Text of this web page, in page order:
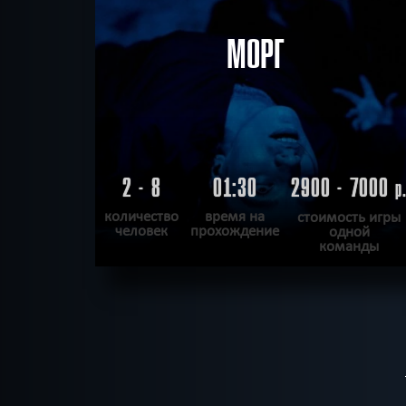
МОРГ
2 - 8
количество
человек
01:30
время на
прохождение
2900 - 7000р.
стоимость игры
одной
команды